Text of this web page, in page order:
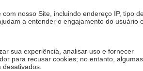
nosso Site, incluindo endereço IP, tipo
a entender o engajamento do usuário
sua experiência, analisar uso e fornecer
para recusar cookies; no entanto, algumas